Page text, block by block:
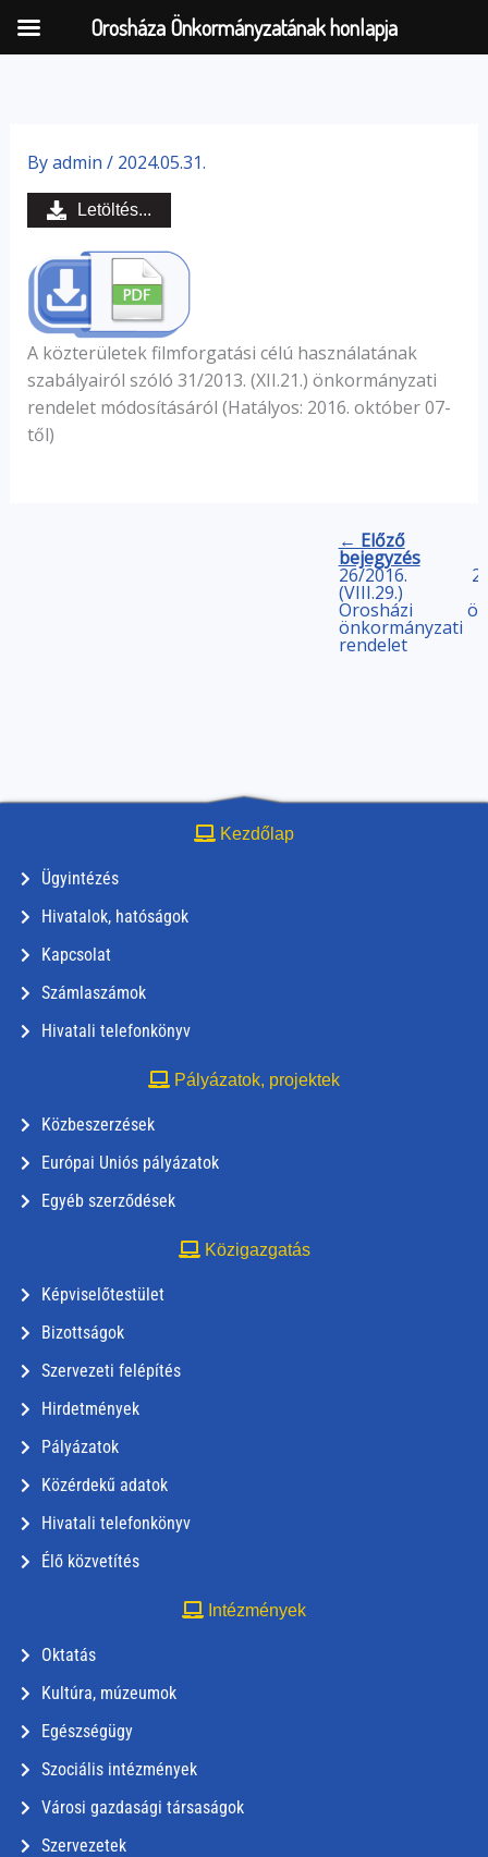
content
Byadmin / 2024.05.31.
A közterületek filmforgatási célú használatának
szabályairól szóló 31/2013. (XII.21.) önkormányzati
rendelet módosításáról (Hatályos: 2016. október 07-
től)
Letöltés...
← Előző
bejegyzés
26/2016.
(VIII.29.)
Orosházi
önkormányzati
rendelet
Kezdőlap
Ügyintézés
Hivatalok, hatóságok
Kapcsolat
Számlaszámok
Hivatali telefonkönyv
Pályázatok, projektek
Közbeszerzések
Európai Uniós pályázatok
Egyéb szerződések
Közigazgatás
Képviselőtestület
Bizottságok
Szervezeti felépítés
Hirdetmények
Pályázatok
Közérdekű adatok
Hivatali telefonkönyv
Élő közvetítés
Intézmények
Oktatás
Kultúra, múzeumok
Egészségügy
Szociális intézmények
Városi gazdasági társaságok
Szervezetek
Orosháza Önkormányzatának honlapja